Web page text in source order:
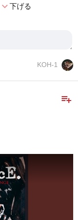
expand_more下げる
KOH-1
playlist_add